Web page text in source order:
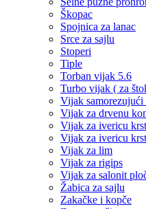
Škopac
Spojnica za lanac
Srce za sajlu
Stoperi
Tiple
Torban vijak 5.6
Turbo vijak ( za
Vijak samorezujući
Vijak za drvenu
Vijak za ivericu
Vijak za ivericu
Vijak za lim
Vijak za rigips
Vijak za salonit
Žabica za sajlu
Zakačke i kopče